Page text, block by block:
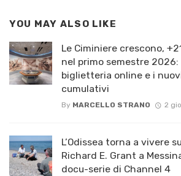
YOU MAY ALSO LIKE
Le Ciminiere crescono,
nel primo semestre 2026:
biglietteria online e i
cumulativi
By MARCELLO STRANO 2
L’Odissea torna a vivere
Richard E. Grant a
docu-serie di Channel 4